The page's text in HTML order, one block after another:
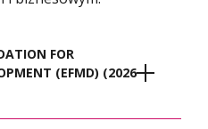
FOR
(EFMD) (2026